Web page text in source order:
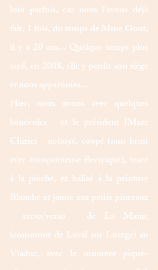
loin parfois, car nous l'avons déjà
fait, 1 fois, du temps de Mme Gout,
il y a 20 ans... Quelque temps plus
tard, en 2008, elle y perdit son siège
et nous apparûmes...
Hier, nous avons avec quelques
bénévoles - et le président JMarc
Chirier - nettoyé, coupé (sans bruit
avec tronçonneuse électrique), tracé
à la pioche, et balisé à la peinture
Blanche et jaune aux petits pinceaux
- recto/verso - de La Manie
(commune de Laval sur Luzège) au
Viaduc, avec le moment pique-